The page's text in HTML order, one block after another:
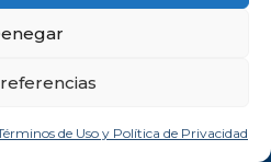
de Uso y Política de Privacidad
empresarial